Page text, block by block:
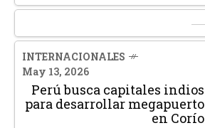
INTERNACIONALES
May 13, 2026
Perú busca capitales indios
para desarrollar megapuerto
en Corío